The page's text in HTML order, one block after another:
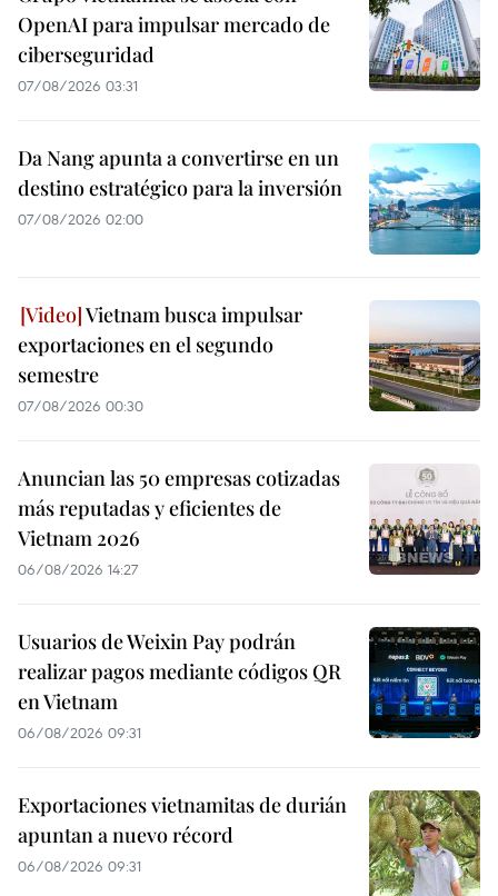
OpenAI para impulsar mercado de
ciberseguridad
07/08/2026 03:31
Da Nang apunta a convertirse en un
destino estratégico para la inversión
07/08/2026 02:00
Vietnam busca impulsar
exportaciones en el segundo
semestre
07/08/2026 00:30
Anuncian las 50 empresas cotizadas
más reputadas y eficientes de
Vietnam 2026
06/08/2026 14:27
Usuarios de Weixin Pay podrán
realizar pagos mediante códigos QR
en Vietnam
06/08/2026 09:31
Exportaciones vietnamitas de durián
apuntan a nuevo récord
06/08/2026 09:31